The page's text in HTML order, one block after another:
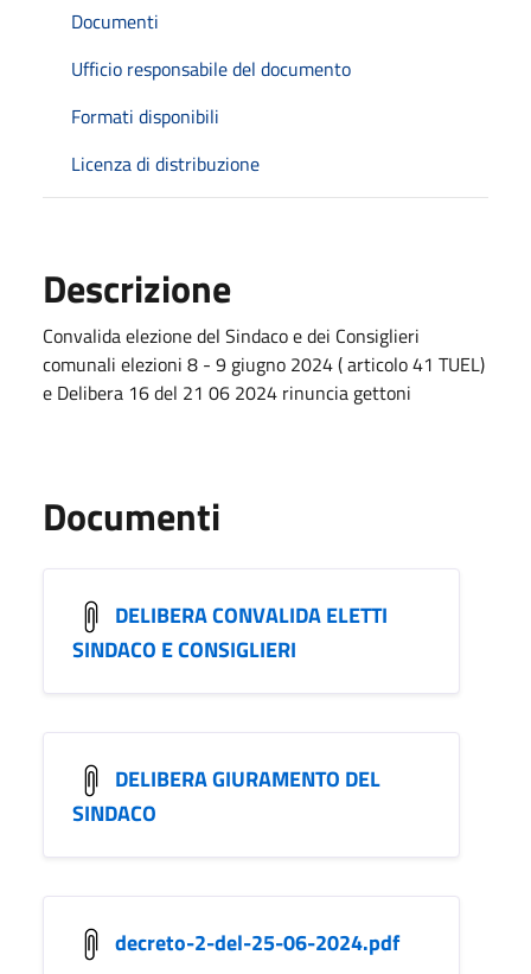
Documenti
Ufficio responsabile del documento
Formati disponibili
Licenza di distribuzione
Descrizione
Convalida elezione del Sindaco e dei Consiglieri
comunali elezioni 8 - 9 giugno 2024 ( articolo 41 TUEL)
e Delibera 16 del 21 06 2024 rinuncia gettoni
Documenti
DELIBERA CONVALIDA ELETTI
SINDACO E CONSIGLIERI
DELIBERA GIURAMENTO DEL
SINDACO
decreto-2-del-25-06-2024.pdf